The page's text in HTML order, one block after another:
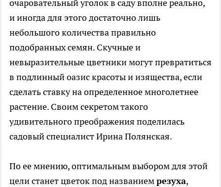
очаровательный уголок в саду вполне реально,
и иногда для этого достаточно лишь
небольшого количества правильно
подобранных семян. Скучные и
невыразительные цветники могут превратиться
в подлинный оазис красоты и изящества, если
сделать ставку на определенное многолетнее
растение. Своим секретом такого
удивительного преображения поделилась
садовый специалист Ирина Полянская.
По ее мнению, оптимальным выбором для этой
цели станет цветок под названиемрезуха,